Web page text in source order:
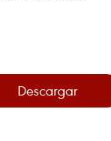
Descargar